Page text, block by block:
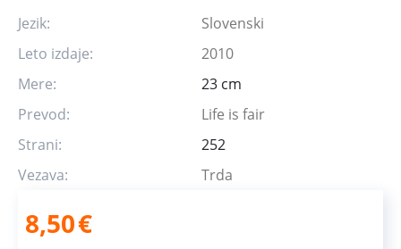
Jezik:
Slovenski
Leto izdaje:
2010
Mere:
23 cm
Prevod:
Life is fair
Strani:
252
Vezava:
Trda
8,50€